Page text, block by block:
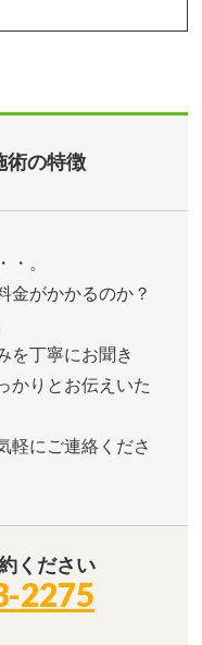
術の特徴
・。
金がかかるのか？
を丁寧にお聞き
かりとお伝えいた
軽にご連絡くださ
ください
2275